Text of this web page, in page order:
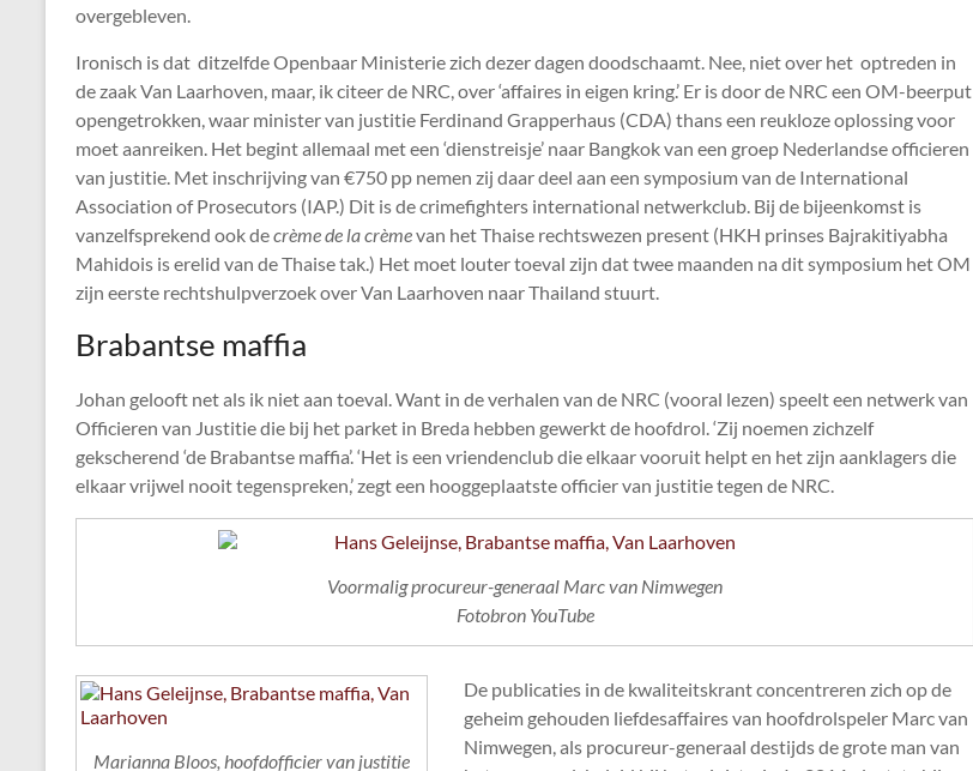
overgebleven.
Ironisch is dat ditzelfde Openbaar Ministerie zich dezer dagen doodschaamt. Nee, niet over het optreden in
de zaak Van Laarhoven, maar, ik citeer de NRC, over ‘affaires in eigen kring.’ Er is door de NRC een OM-beerput
opengetrokken, waar minister van justitie Ferdinand Grapperhaus (CDA) thans een reukloze oplossing voor
moet aanreiken. Het begint allemaal met een ‘dienstreisje’ naar Bangkok van een groep Nederlandse officieren
van justitie. Met inschrijving van €750 pp nemen zij daar deel aan een symposium van de International
Association of Prosecutors (IAP.) Dit is de crimefighters international netwerkclub. Bij de bijeenkomst is
vanzelfsprekend ook decrème de la crèmevan het Thaise rechtswezen present (HKH prinses Bajrakitiyabha
Mahidois is erelid van de Thaise tak.) Het moet louter toeval zijn dat twee maanden na dit symposium het OM
zijn eerste rechtshulpverzoek over Van Laarhoven naar Thailand stuurt.
Brabantse maffia
Johan gelooft net als ik niet aan toeval. Want in de verhalen van de NRC (vooral lezen) speelt een netwerk van
Officieren van Justitie die bij het parket in Breda hebben gewerkt de hoofdrol. ‘Zij noemen zichzelf
gekscherend ‘de Brabantse maffia’. ‘Het is een vriendenclub die elkaar vooruit helpt en het zijn aanklagers die
elkaar vrijwel nooit tegenspreken,’ zegt een hooggeplaatste officier van justitie tegen de NRC.
Voormalig procureur-generaal Marc van Nimwegen
Fotobron YouTube
Marianna Bloos, hoofdofficier van justitie
De publicaties in de kwaliteitskrant concentreren zich op de
geheim gehouden liefdesaffaires van hoofdrolspeler Marc van
Nimwegen, als procureur-generaal destijds de grote man van